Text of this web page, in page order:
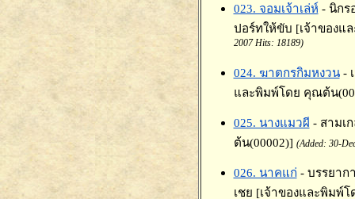
023. จอมเจ้าเล่ห์ - นิกร
ปอร์ทให้ขับ [เจ้าของแ
2007 Hits: 18189)
024. ฆาตกรกิมหงวน -
และพิมพ์โดย คุณต้น
025. นางแมวผี - สามเ
ต้น(00002)] (Added: 30-
026. นาคแก่ - บรรยาก
เชย [เจ้าของและพิมพ์